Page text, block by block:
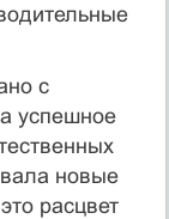
с
успешное
новые
расцвет